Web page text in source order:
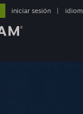
iniciar sesión